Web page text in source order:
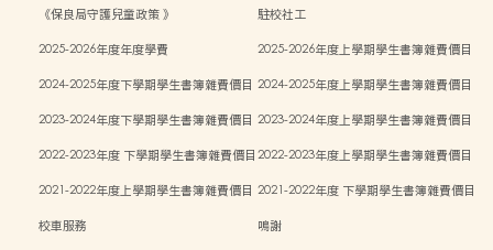
《保良局守護兒童政策 》
駐校社工
2025-2026年度年度學費
2025-2026年度上學期學生書簿雜費價目
2024-2025年度下學期學生書簿雜費價目 2024-2025年度上學期學生書簿雜費價目
2023-2024年度下學期學生書簿雜費價目 2023-2024年度上學期學生書簿雜費價目
2022-2023年度 下學期學生書簿雜費價目2022-2023年度上學期學生書簿雜費價目
2021-2022年度上學期學生書簿雜費價目 2021-2022年度 下學期學生書簿雜費價目
校車服務
鳴謝